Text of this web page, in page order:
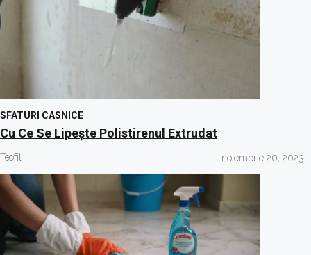
SFATURI CASNICE
Cu Ce Se Lipește Polistirenul Extrudat
Teofil noiembrie 20, 2023